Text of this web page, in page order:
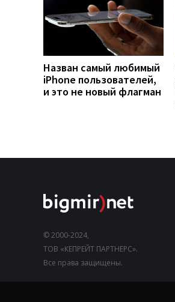
Назван самый любимый
iPhone пользователей,
и это не новый флагман
© 2000-2024,
ТОВ «КЕПРЕЙТ ПАРТНЕРС».
Все права защищены.